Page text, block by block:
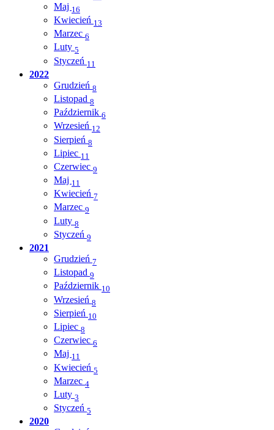
Maj 16
Kwiecień 13
Marzec 6
Luty 5
Styczeń 11
2022
Grudzień 8
Listopad 8
Październik 6
Wrzesień 12
Sierpień 8
Lipiec 11
Czerwiec 9
Maj 11
Kwiecień 7
Marzec 9
Luty 8
Styczeń 9
2021
Grudzień 7
Listopad 9
Październik 10
Wrzesień 8
Sierpień 10
Lipiec 8
Czerwiec 6
Maj 11
Kwiecień 5
Marzec 4
Luty 3
Styczeń 5
2020